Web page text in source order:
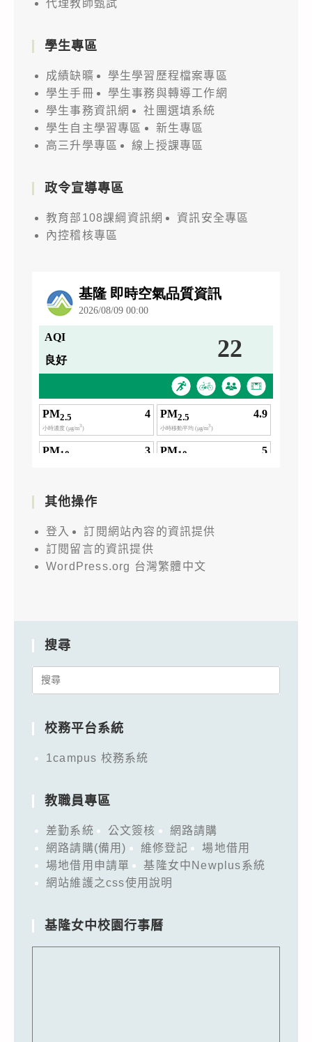
代理教師甄試
學生專區
成績缺曠
學生學習歷程檔案專區
學生手冊
學生事務與轉導工作網
學生事務資訊網
社團選填系統
學生自主學習專區
新生專區
高三升學專區
線上授課專區
政令宣導專區
教育部108課綱資訊網
資訊安全專區
內控稽核專區
其他操作
登入
訂閱網站內容的資訊提供
訂閱留言的資訊提供
WordPress.org 台灣繁體中文
搜尋
Search
校務平台系統
1campus 校務系統
教職員專區
差勤系統 公文簽核
網路請購
網路請購(備用)
維修登記
場地借用
場地借用申請單
基隆女中Newplus系統
網站維護之css使用說明
基隆女中校園行事曆